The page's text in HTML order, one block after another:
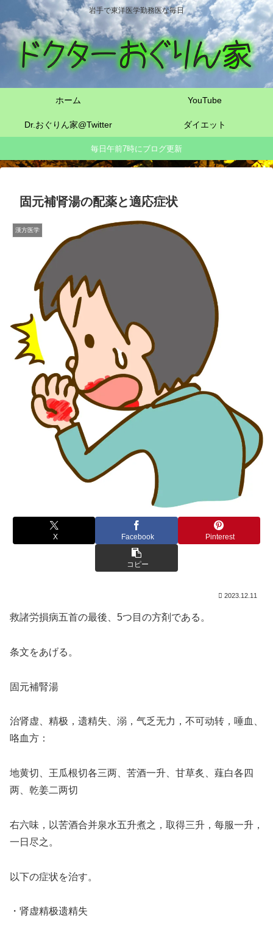
岩手で東洋医学勤務医な毎日
ホーム YouTube
Dr.おぐりん家@Twitter ダイエット
毎日午前7時にブログ更新
固元補肾湯の配薬と適応症状
漢方医学
X Facebook Pinterest
コピー
2023.12.11
救諸労損病五首の最後、5つ目の方剤である。
条文をあげる。
固元補腎湯
治肾虚、精极，遗精失、溺，气乏无力，不可动转，唾血、
咯血方：
地黄切、王瓜根切各三两、苦酒一升、甘草炙、薤白各四
两、乾姜二两切
右六味，以苦酒合并泉水五升煮之，取得三升，每服一升，
一日尽之。
以下の症状を治す。
・肾虚精极遗精失